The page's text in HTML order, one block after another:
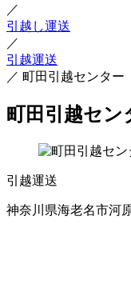
／
引越し運送
／
引越運送
／ 町田引越センター
町田引越セン
引越運送
神奈川県海老名市河